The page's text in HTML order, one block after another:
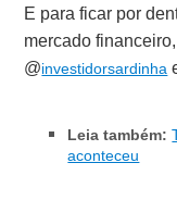
E para ficar por
mercado
@investidorsardinha
Leia também:
aconteceu